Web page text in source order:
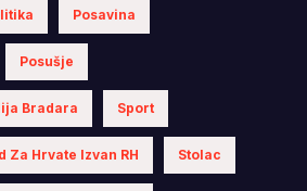
Posavina
Posušje
Bradara Sport
Za Hrvate Izvan RH Stolac